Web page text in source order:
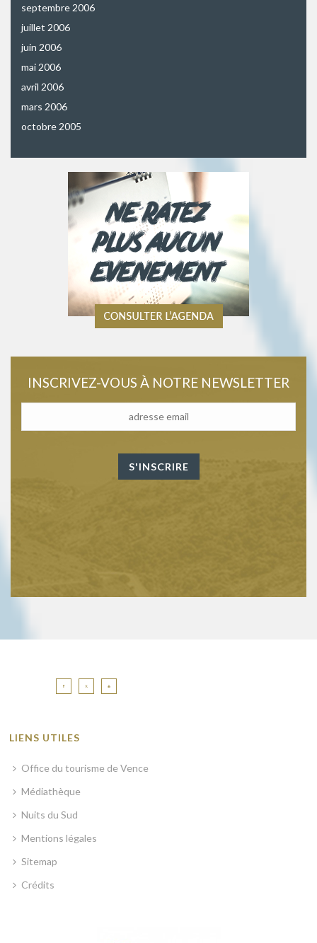
septembre 2006
juillet 2006
juin 2006
mai 2006
avril 2006
mars 2006
octobre 2005
INSCRIVEZ-VOUS À NOTRE NEWSLETTER
LIENS UTILES
Office du tourisme de Vence
Médiathèque
Nuits du Sud
Mentions légales
Sitemap
Crédits